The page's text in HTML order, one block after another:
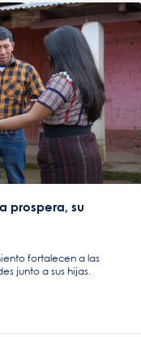
prospera, su
fortalecen a las
junto a sus hijas.